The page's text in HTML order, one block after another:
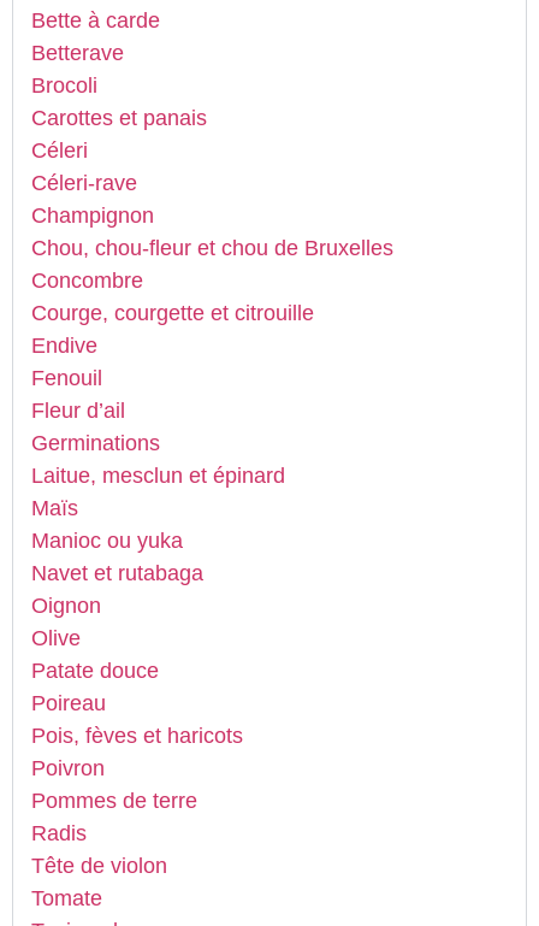
Bette à carde
Betterave
Brocoli
Carottes et panais
Céleri
Céleri-rave
Champignon
Chou, chou-fleur et chou de Bruxelles
Concombre
Courge, courgette et citrouille
Endive
Fenouil
Fleur d’ail
Germinations
Laitue, mesclun et épinard
Maïs
Manioc ou yuka
Navet et rutabaga
Oignon
Olive
Patate douce
Poireau
Pois, fèves et haricots
Poivron
Pommes de terre
Radis
Tête de violon
Tomate